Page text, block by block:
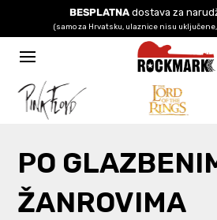
BESPLATNAdostava za
(samo za Hrvatsku, ulaznice nisu
PO
ŽANROVIMA